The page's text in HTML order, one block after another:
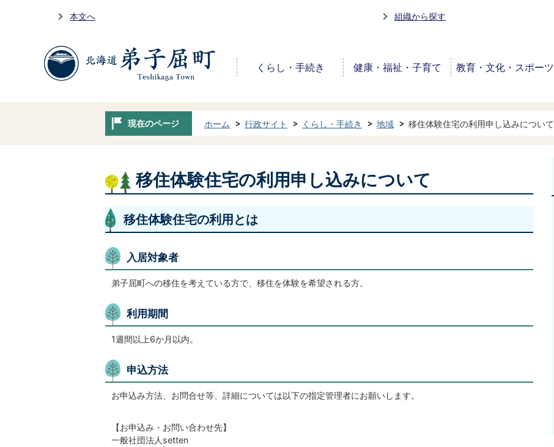
本文へ 組織から探す
くらし・手続き 健康・福祉・子育て 教育・文化・スポーツ
現在のページ ホーム 行政サイト くらし・手続き 地域 移住体験住宅の利用申し込みについて
移住体験住宅の利用申し込みについて
移住体験住宅の利用とは
入居対象者
弟子屈町への移住を考えている方で、移住を体験を希望される方。
利用期間
1週間以上6か月以内。
申込方法
お申込み方法、お問合せ等、詳細については以下の指定管理者にお願いします。
【お申込み・お問い合わせ先】
一般社団法人setten